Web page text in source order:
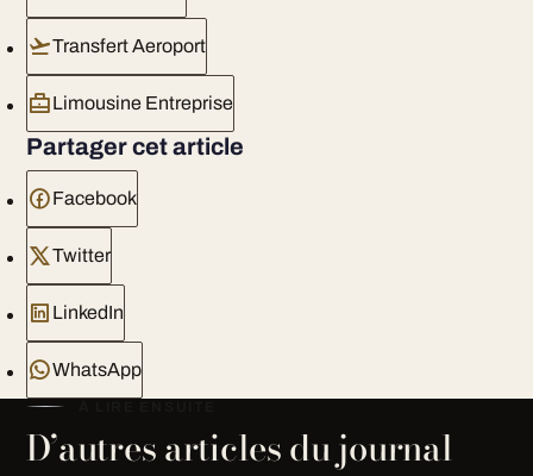
Transfert Aeroport
Limousine Entreprise
Partager cet article
Facebook
Twitter
LinkedIn
WhatsApp
D’autres articles du journal